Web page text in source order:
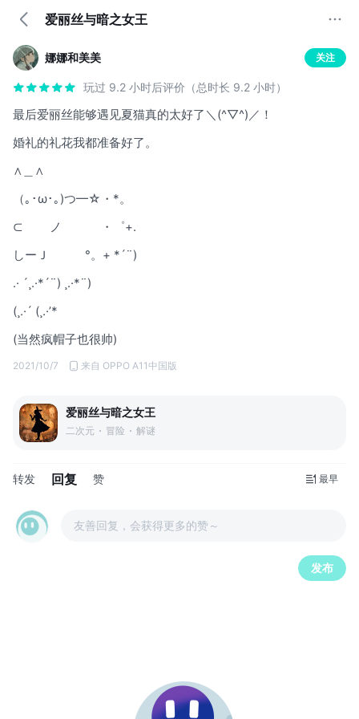
爱丽丝与暗之女王
娜娜和美美 关注
玩过 9.2 小时后评价（总时长 9.2 小时）
最后爱丽丝能够遇见夏猫真的太好了＼(^▽^)／！
婚礼的礼花我都准备好了。
∧＿∧
（｡･ω･｡)つ━☆・*。
⊂ ノ ・゜+.
しーＪ °。+ *´¨)
.· ´¸.·*´¨) ¸.·*¨)
(¸.·´ (¸.·’*
(当然疯帽子也很帅)
2021/10/7 来自 OPPO A11中国版
爱丽丝与暗之女王
二次元 冒险 解谜
转发 回复 赞 最早
友善回复，会获得更多的赞～
发布